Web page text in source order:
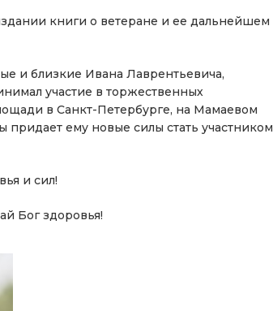
книги о ветеране и ее дальнейшем
и близкие Ивана Лаврентьевича,
участие в торжественных
в Санкт-Петербурге, на Мамаевом
ему новые силы стать участником
и сил!
Бог здоровья!